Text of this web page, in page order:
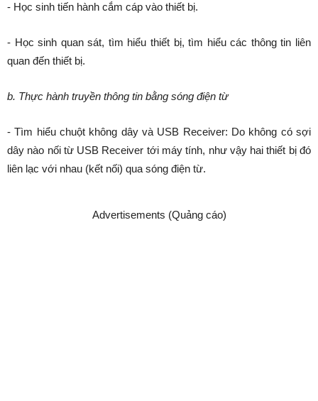
- Học sinh tiến hành cắm cáp vào thiết bị.
- Học sinh quan sát, tìm hiểu thiết bị, tìm hiểu các thông tin liên
quan đến thiết bị.
b. Thực hành truyền thông tin bằng sóng điện từ
- Tìm hiểu chuột không dây và USB Receiver: Do không có sợi
dây nào nối từ USB Receiver tới máy tính, như vậy hai thiết bị đó
liên lạc với nhau (kết nối) qua sóng điện từ.
Advertisements (Quảng cáo)